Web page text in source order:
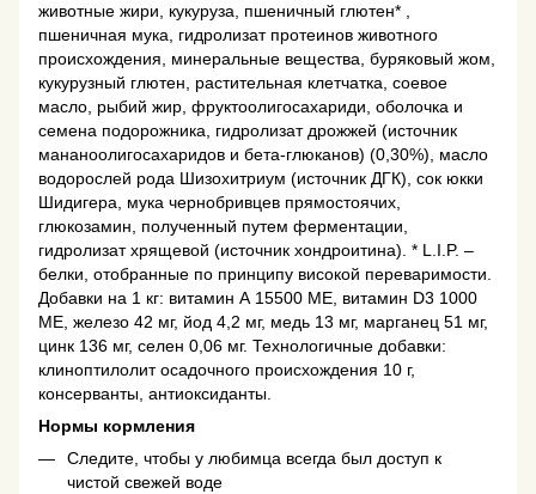
животные жири, кукуруза, пшеничный глютен* ,
пшеничная мука, гидролизат протеинов животного
происхождения, минеральные вещества, буряковый жом,
кукурузный глютен, растительная клетчатка, соевое
масло, рыбий жир, фруктоолигосахариди, оболочка и
семена подорожника, гидролизат дрожжей (источник
мананоолигосахаридов и бета-глюканов) (0,30%), масло
водорослей рода Шизохитриум (источник ДГК), cок юкки
Шидигера, мука чернобривцев прямостоячих,
глюкозамин, полученный путем ферментации,
гидролизат хрящевой (источник хондроитина). * L.I.P. –
белки, отобранные по принципу високой переваримости.
Добавки на 1 кг: витамин А 15500 МЕ, витамин D3 1000
МЕ, железо 42 мг, йод 4,2 мг, медь 13 мг, марганец 51 мг,
цинк 136 мг, селен 0,06 мг. Технологичные добавки:
клиноптилолит осадочного происхождения 10 г,
консерванты, антиоксиданты.
Нормы кормления
Следите, чтобы у любимца всегда был доступ к
чистой свежей воде